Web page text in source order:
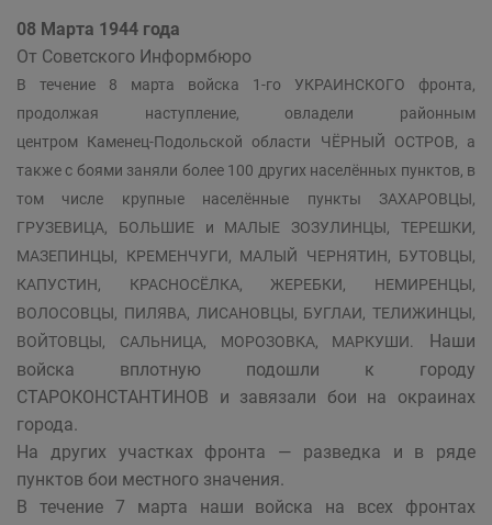
08 Марта 1944 года
От Советского Информбюро
В течение 8 марта войска 1-го УКРАИНСКОГО фронта,
продолжая наступление, овладели районным
центром Каменец-Подольской области ЧЁРНЫЙ ОСТРОВ, а
также с боями заняли более 100 других населённых пунктов, в
том числе крупные населённые пункты ЗАХАРОВЦЫ,
ГРУЗЕВИЦА, БОЛЬШИЕ и МАЛЫЕ ЗОЗУЛИНЦЫ, ТЕРЕШКИ,
МАЗЕПИНЦЫ, КРЕМЕНЧУГИ, МАЛЫЙ ЧЕРНЯТИН, БУТОВЦЫ,
КАПУСТИН, КРАСНОСЁЛКА, ЖЕРЕБКИ, НЕМИРЕНЦЫ,
ВОЛОСОВЦЫ, ПИЛЯВА, ЛИСАНОВЦЫ, БУГЛАИ, ТЕЛИЖИНЦЫ,
ВОЙТОВЦЫ, САЛЬНИЦА, МОРОЗОВКА, МАРКУШИ.
Наши
войска вплотную подошли к городу
СТАРОКОНСТАНТИНОВ и завязали бои на окраинах
города.
На других участках фронта — разведка и в ряде
пунктов бои местного значения.
В течение 7 марта наши войска на всех фронтах